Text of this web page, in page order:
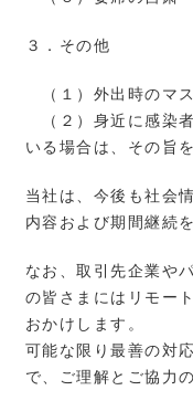
３．その他
（１）外出時のマ
（２）身近に感染
いる場合は、その旨
当社は、今後も社会
内容および期間継続
なお、取引先企業や
の皆さまにはリモー
おかけします。
可能な限り最善の対
で、ご理解とご協力